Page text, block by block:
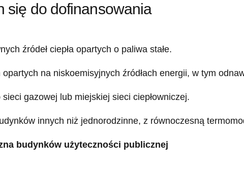
się do dofinansowania
źródeł ciepła opartych o paliwa stałe.
na niskoemisyjnych źródłach energii, w tym
gazowej lub miejskiej sieci ciepłowniczej.
innych niż jednorodzinne, z równoczesną
budynków użyteczności publicznej